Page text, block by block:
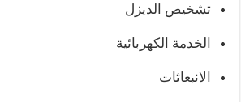
تشخيص الديزل
الخدمة الكهربائية
الانبعاثات